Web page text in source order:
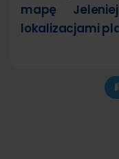
mapę
lokalizacjami